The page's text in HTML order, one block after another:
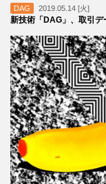
DAG 2019.05.14 [火]
新技術「DAG」、取引デ